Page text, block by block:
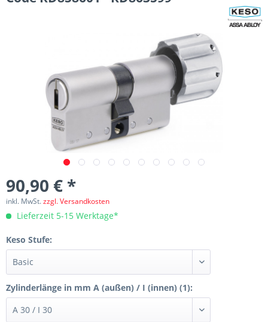
90,90 € *
inkl. MwSt.zzgl. Versandkosten
Lieferzeit 5-15 Werktage*
Keso Stufe:
Zylinderlänge in mm A (außen) / I (innen) (1):